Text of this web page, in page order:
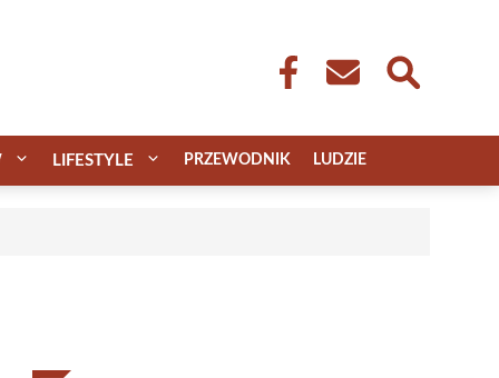
LIFESTYLE PRZEWODNIK LUDZIE